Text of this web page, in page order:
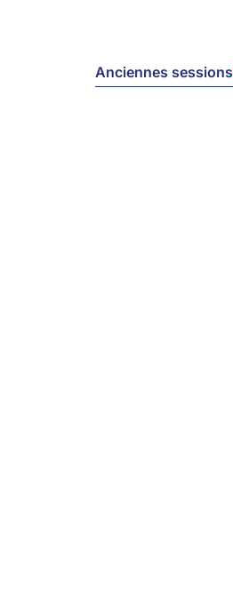
Anciennes sessions